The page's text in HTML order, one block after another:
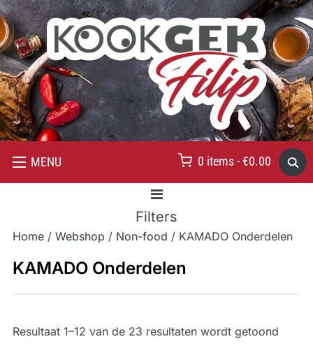
MENU 0 items - €0.00
Filters
Home/ Webshop / Non-food / KAMADO Onderdelen
KAMADO Onderdelen
Resultaat 1–12 van de 23 resultaten wordt getoond